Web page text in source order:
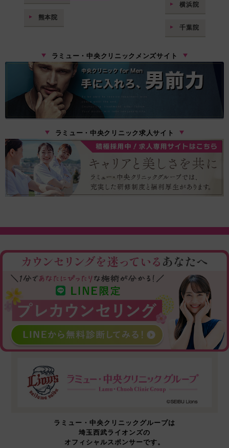
横浜院
千葉院
熊本院
ラミュー・中央クリニックメンズサイト
ラミュー・中央クリニック求人サイト
ラミュー・中央クリニックグループは
埼玉西武ライオンズの
オフィシャルスポンサーです。